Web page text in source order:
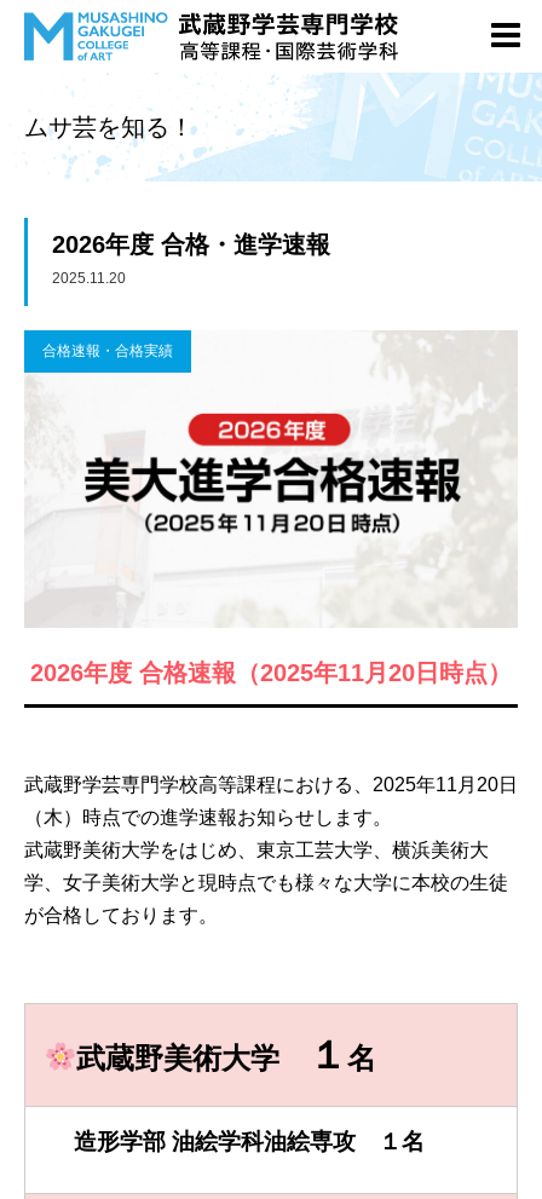
ムサ芸を知る！
2026年度 合格・進学速報
2025.11.20
合格速報・合格実績
2026年度 合格速報（2025年11月20日時点）
武蔵野学芸専門学校高等課程における、2025年11月20日
（木）時点での進学速報お知らせします。
武蔵野美術大学をはじめ、東京工芸大学、横浜美術大
学、女子美術大学と現時点でも様々な大学に本校の生徒
が合格しております。
武蔵野美術大学 １名
造形学部 油絵学科油絵専攻 １名